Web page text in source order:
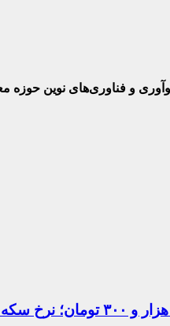
و فناوری‌های نوین